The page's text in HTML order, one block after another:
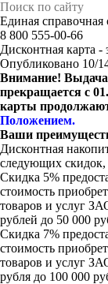
Единая справочная
8 800 555-00-66
Дисконтная карта -
Опубликовано 10/
Внимание!
прекращается с
карты
Положением.
Ваши
Дисконтная
следующих скидок,
Скидка 5%
стоимость
товаров и услуг
рублей до 50 000
Скидка 7%
стоимость
товаров и услуг
рубля до 100 000